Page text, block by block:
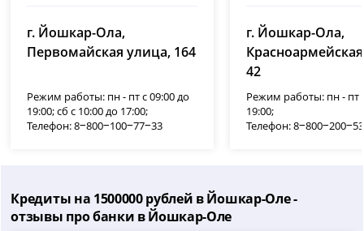
г. Йошкар-Ола,
Первомайская улица, 164
Режим работы: пн - пт с 09:00 до
19:00; сб с 10:00 до 17:00;
Телефон: 8‒800‒100‒77‒33
г. Йошкар-Ола,
42
Режим работы: пн - пт
19:00;
Телефон:
Кредиты на 1500000 рублей в Йошкар-Оле -
отзывы про банки в Йошкар-Оле